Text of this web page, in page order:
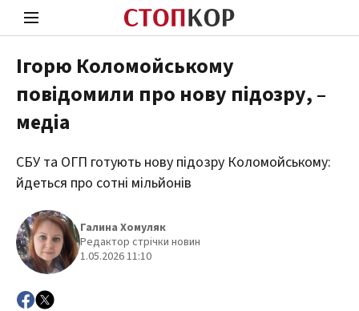
Стоп Політичній Корупції
Політика
Ігорю Коломойському
повідомили про нову підозру, –
медіа
СБУ та ОГП готують нову підозру Коломойському:
йдеться про сотні мільйонів
Галина Хомуляк
Редактор стрічки новин
1.05.2026 11:10